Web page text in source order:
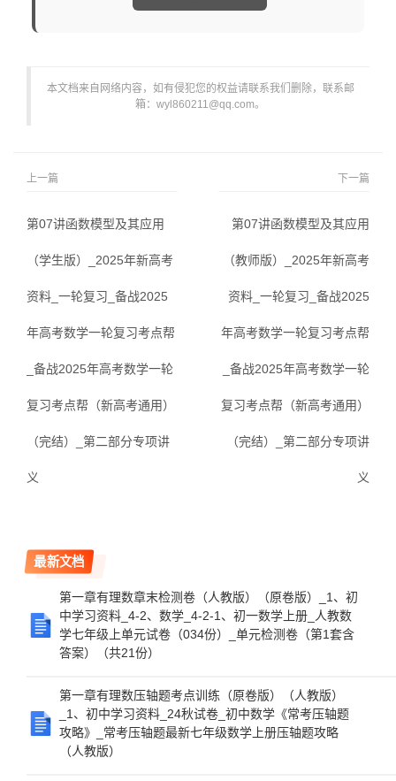
本文档来自网络内容，如有侵犯您的权益请联系我们删除，联系邮
箱：wyl860211@qq.com。
上一篇
第07讲函数模型及其应用
（学生版）_2025年新高考
资料_一轮复习_备战2025
年高考数学一轮复习考点帮
_备战2025年高考数学一轮
复习考点帮（新高考通用）
（完结）_第二部分专项讲
义
下一篇
第07讲函数模型及其应用
（教师版）_2025年新高考
资料_一轮复习_备战2025
年高考数学一轮复习考点帮
_备战2025年高考数学一轮
复习考点帮（新高考通用）
（完结）_第二部分专项讲
义
最新文档
第一章有理数章末检测卷（人教版）（原卷版）_1、初
中学习资料_4-2、数学_4-2-1、初一数学上册_人教数
学七年级上单元试卷（034份）_单元检测卷（第1套含
答案）（共21份）
第一章有理数压轴题考点训练（原卷版）（人教版）
_1、初中学习资料_24秋试卷_初中数学《常考压轴题
攻略》_常考压轴题最新七年级数学上册压轴题攻略
（人教版）